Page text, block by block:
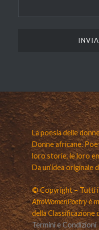
La poesia delle
Donne africane.
loro storie, le loro
Da un’idea originale
© Copyright – Tutti
AfroWomenPoetryè
della Classificazione
Termini e Condizioni